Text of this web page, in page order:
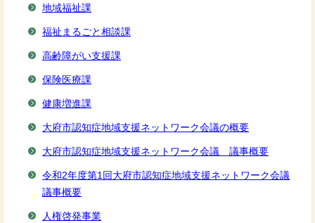
地域福祉課
福祉まるごと相談課
高齢障がい支援課
保険医療課
健康増進課
大府市認知症地域支援ネットワーク会議の概要
大府市認知症地域支援ネットワーク会議 議事概要
令和2年度第1回大府市認知症地域支援ネットワーク会議
議事概要
人権啓発事業